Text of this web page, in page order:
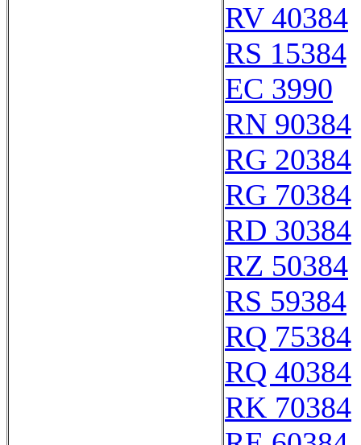
RV 40384
RS 15384
EC 3990
RN 90384
RG 20384
RG 70384
RD 30384
RZ 50384
RS 59384
RQ 75384
RQ 40384
RK 70384